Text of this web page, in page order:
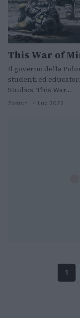
This War of
Il governo della
studenti ed
Studios, This War…
2watch · 4 Lug 2022
1